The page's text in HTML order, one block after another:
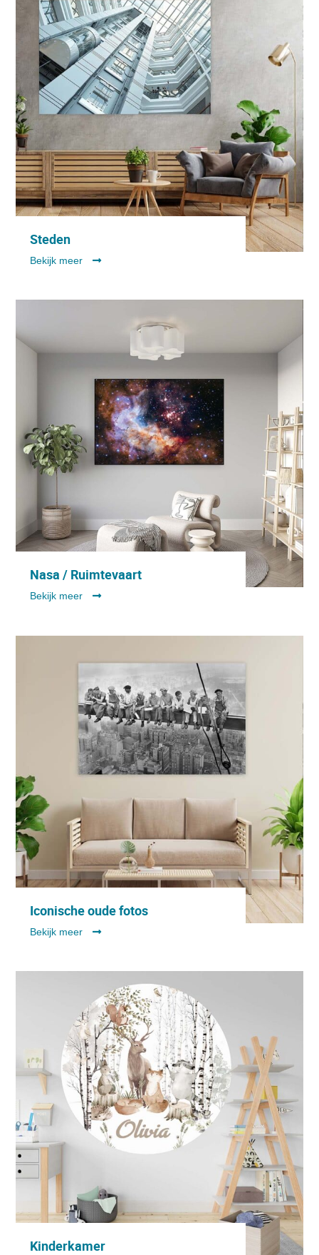
Steden
Bekijk meer
Nasa / Ruimtevaart
Bekijk meer
Iconische oude fotos
Bekijk meer
Kinderkamer